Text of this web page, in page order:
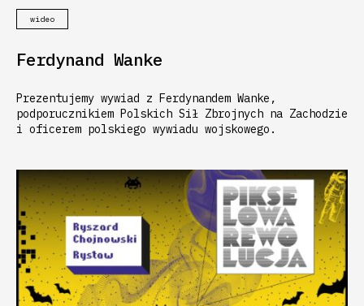
wideo
Ferdynand Wanke
Prezentujemy wywiad z Ferdynandem Wanke,
podporucznikiem Polskich Sił Zbrojnych na Zachodzie
i oficerem polskiego wywiadu wojskowego.